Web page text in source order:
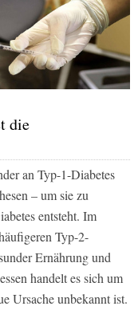
die
an Typ-1-Diabetes
– um sie zu
entsteht. Im
Typ-2-
Ernährung und
handelt es sich um
Ursache unbekannt ist.